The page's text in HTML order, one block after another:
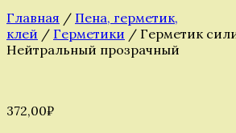
Главная / Пена, герметик,
клей / Герметики / Герметик
Нейтральный прозрачный
372,00₽